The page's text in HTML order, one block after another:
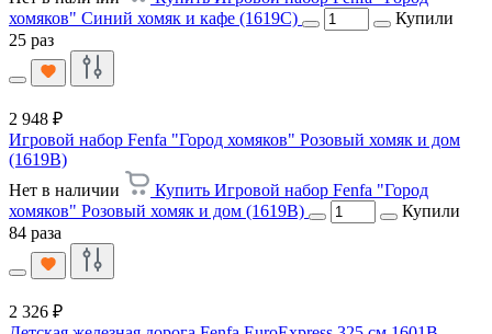
хомяков" Синий хомяк и кафе (1619C)
Купили
25 раз
2 948 ₽
Игровой набор Fenfa "Город хомяков" Розовый хомяк и дом
(1619B)
Нет в наличии
Купить Игровой набор Fenfa "Город
хомяков" Розовый хомяк и дом (1619B)
Купили
84 раза
2 326 ₽